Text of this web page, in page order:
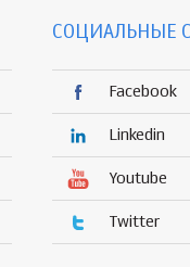
СОЦИАЛЬНЫЕ
Facebook
Linkedin
Youtube
Twitter